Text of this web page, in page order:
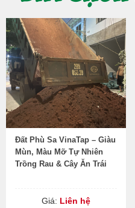
Đất Phù Sa VinaTap – Giàu
Mùn, Màu Mỡ Tự Nhiên
Trồng Rau & Cây Ăn Trái
Giá: Liên hệ